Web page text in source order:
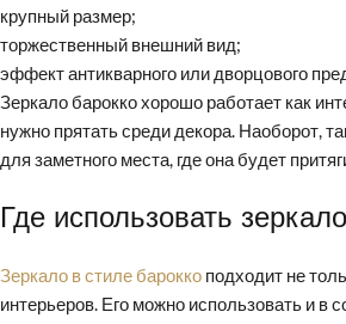
крупный размер;
торжественный внешний вид;
эффект антикварного или дворцового
Зеркало барокко хорошо работает как
нужно прятать среди декора. Наоборот,
для заметного места, где она будет
Где использовать
Зеркало в стиле барокко подходит не
интерьеров. Его можно использовать и в